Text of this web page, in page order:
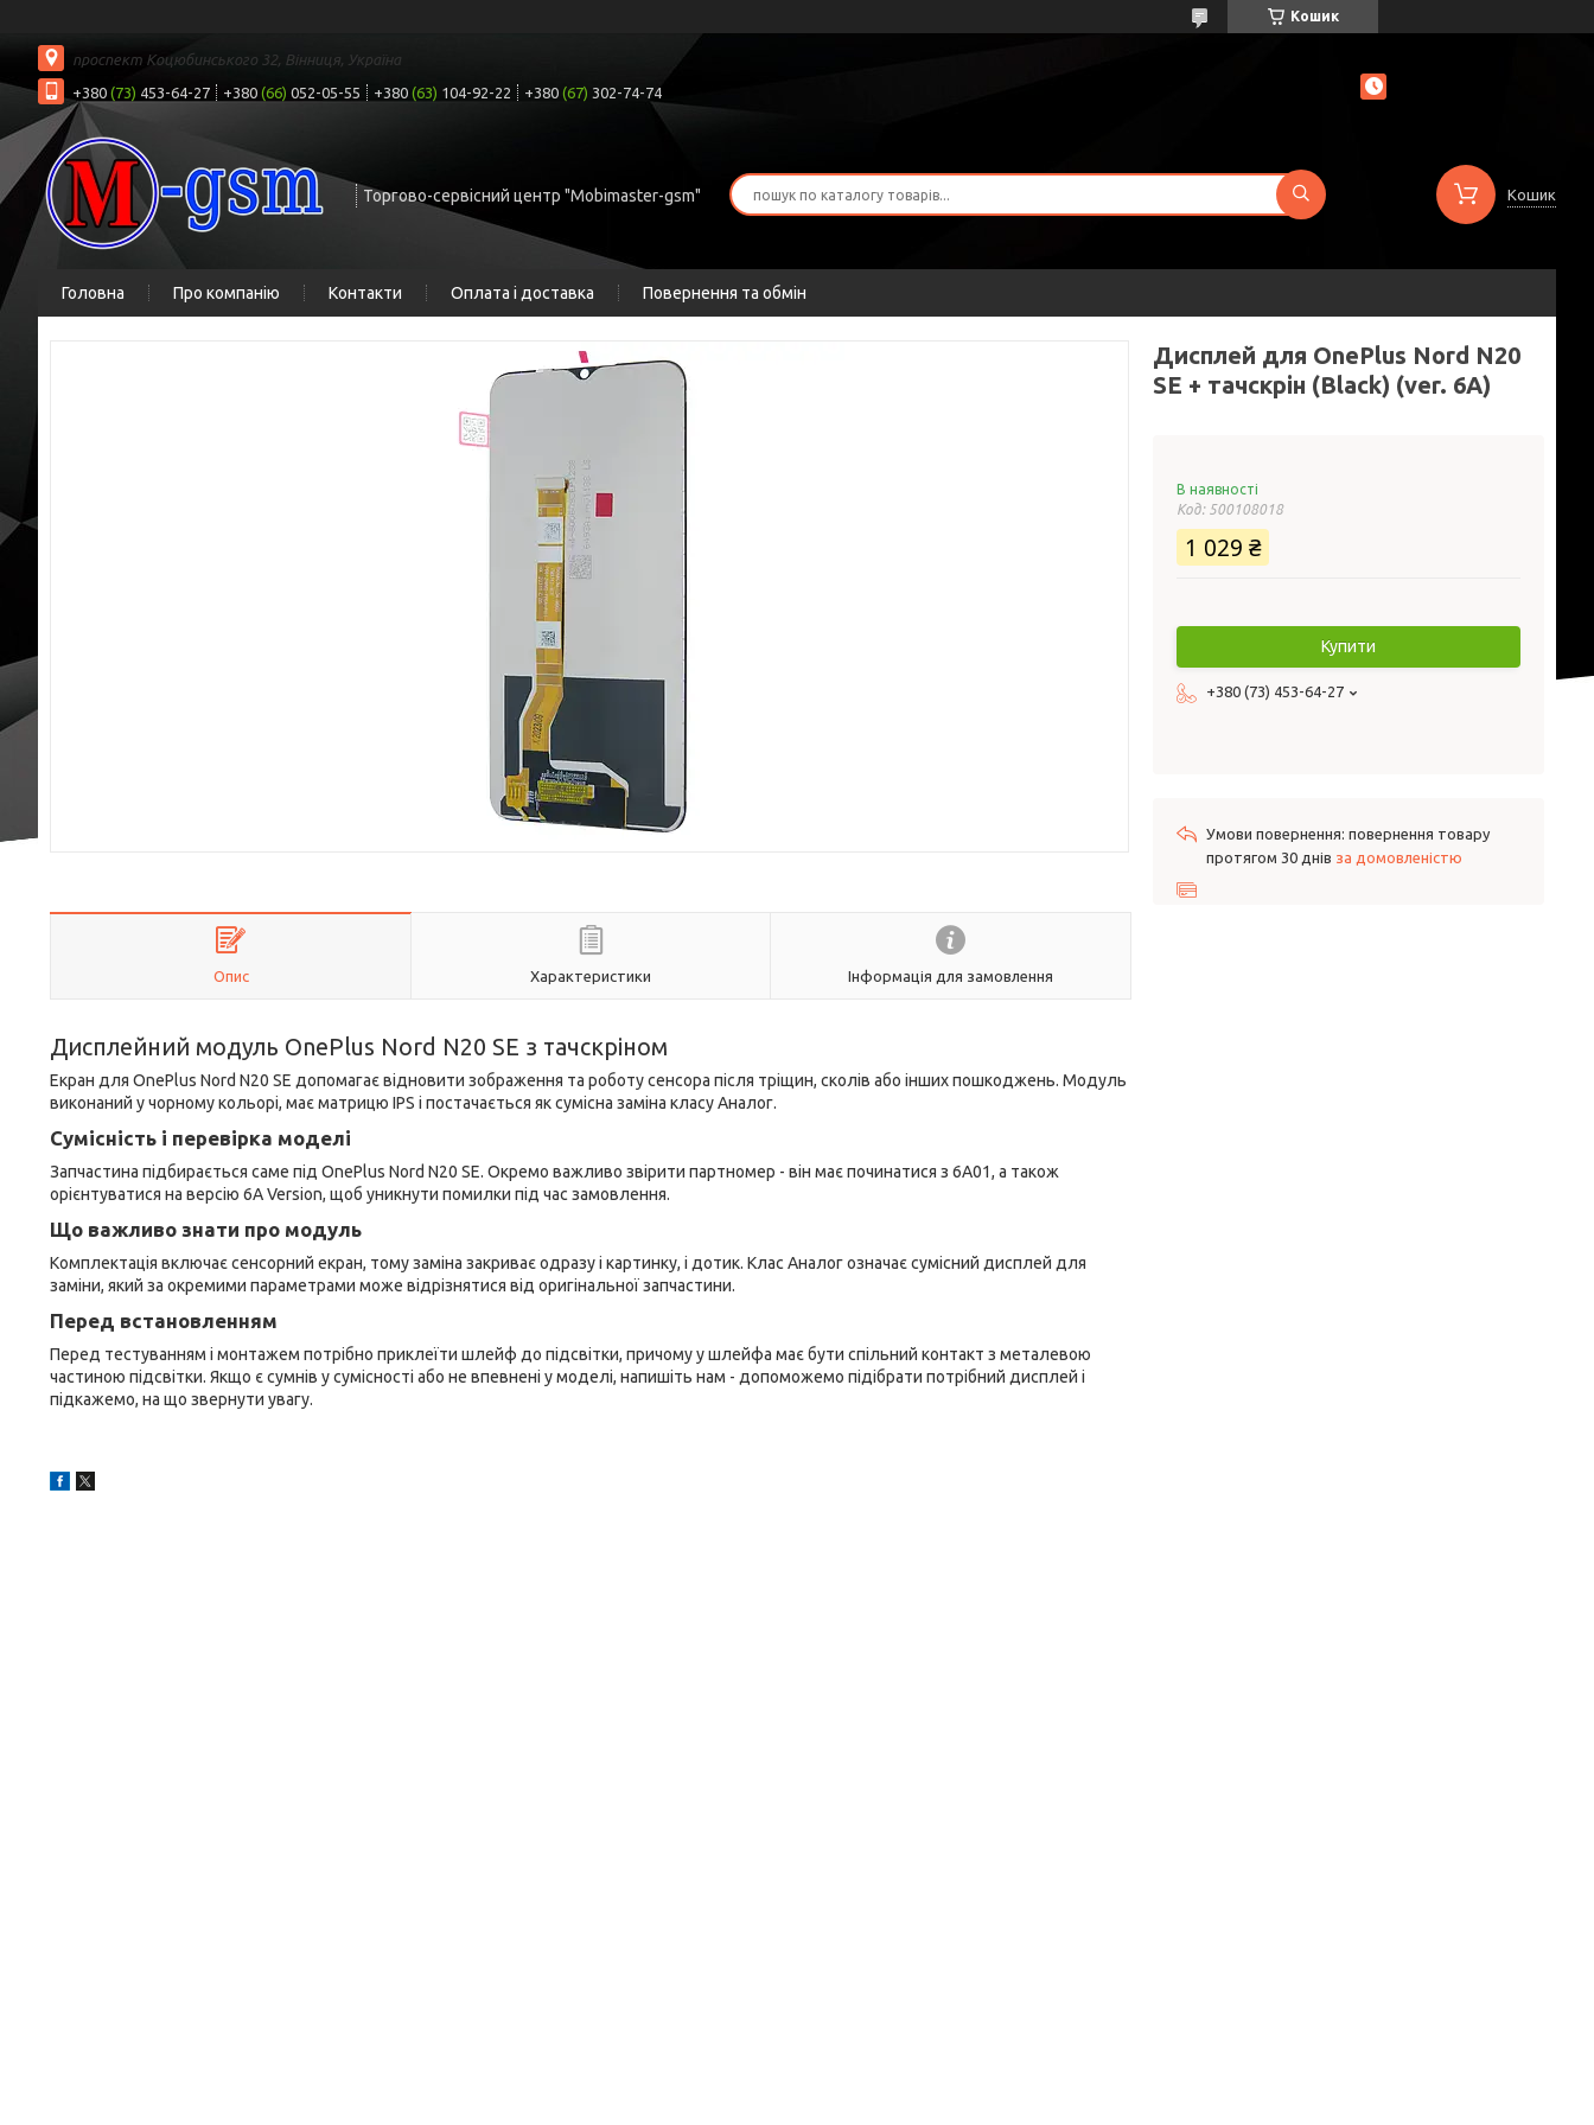
Кошик
проспект Коцюбинського 32, Вінниця, Україна
+380 (73) 453-64-27 +380 (66) 052-05-55 +380 (63) 104-92-22 +380 (67) 302-74-74
Торгово-сервісний центр "Mobimaster-gsm" Кошик
Головна Про компанію Контакти Оплата і доставка Повернення та обмін
Опис Характеристики Інформація для замовлення
Дисплейний модуль OnePlus Nord N20 SE з тачскріном
Екран для OnePlus Nord N20 SE допомагає відновити зображення та роботу сенсора після тріщин, сколів або інших пошкоджень. Модуль
виконаний у чорному кольорі, має матрицю IPS і постачається як сумісна заміна класу Аналог.
Сумісність і перевірка моделі
Запчастина підбирається саме під OnePlus Nord N20 SE. Окремо важливо звірити партномер - він має починатися з 6A01, а також
орієнтуватися на версію 6A Version, щоб уникнути помилки під час замовлення.
Що важливо знати про модуль
Комплектація включає сенсорний екран, тому заміна закриває одразу і картинку, і дотик. Клас Аналог означає сумісний дисплей для
заміни, який за окремими параметрами може відрізнятися від оригінальної запчастини.
Перед встановленням
Перед тестуванням і монтажем потрібно приклеїти шлейф до підсвітки, причому у шлейфа має бути спільний контакт з металевою
частиною підсвітки. Якщо є сумнів у сумісності або не впевнені у моделі, напишіть нам - допоможемо підібрати потрібний дисплей і
підкажемо, на що звернути увагу.
Дисплей для OnePlus Nord N20
SE + тачскрін (Black) (ver. 6A)
В наявності
Код: 500108018
1 029 ₴
Купити
+380 (73) 453-64-27
повернення товару
протягом 30 днів за домовленістю